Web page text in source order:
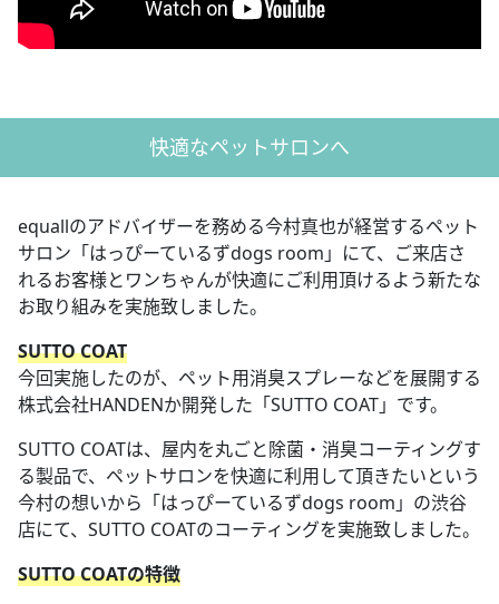
快適なペットサロンへ
equallのアドバイザーを務める今村真也が経営するペット
サロン「はっぴーているずdogs room」にて、ご来店さ
れるお客様とワンちゃんが快適にご利用頂けるよう新たな
お取り組みを実施致しました。
SUTTO COAT
今回実施したのが、ペット用消臭スプレーなどを展開する
株式会社HANDENか開発した「SUTTO COAT」です。
SUTTO COATは、屋内を丸ごと除菌・消臭コーティングす
る製品で、ペットサロンを快適に利用して頂きたいという
今村の想いから「はっぴーているずdogs room」の渋谷
店にて、SUTTO COATのコーティングを実施致しました。
SUTTO COATの特徴